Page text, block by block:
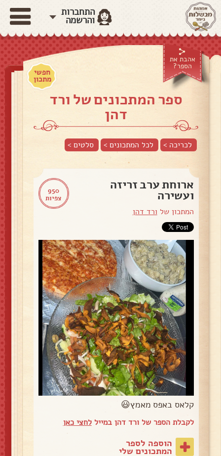
התחברות
והרשמה
אהבת את
הספר?
חפשי
מתכון
ספר המתכונים של ורד
דהן
לכריכה > לכל המתכונים > סלטים>
950
צפיות
ארוחת ערב זריזה
ועשירה
המתכון של ורד דהן
קלאס באפס מאמץ😃
לקבלת הספר של ורד דהן במייללחצי כאן
הוספה לספר
המתכונים שלי